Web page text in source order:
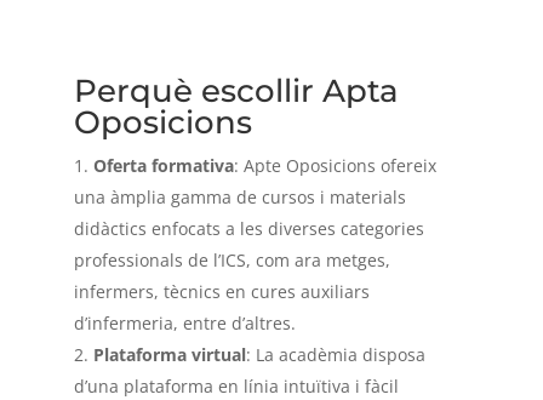
Perquè escollir Apta
Oposicions
Oferta formativa: Apte Oposicions ofereix
una àmplia gamma de cursos i materials
didàctics enfocats a les diverses categories
professionals de l’ICS, com ara metges,
infermers, tècnics en cures auxiliars
d’infermeria, entre d’altres.
Plataforma virtual: La acadèmia disposa
d’una plataforma en línia intuïtiva i fàcil